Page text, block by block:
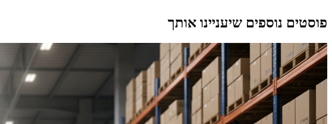
פוסטים נוספים שיעניינו אותך